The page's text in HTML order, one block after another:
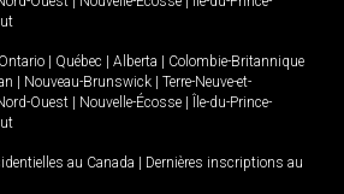
Ontario | Québec | Alberta | Colombie-Britannique
| Nouveau-Brunswick | Terre-Neuve-et-
Ouest | Nouvelle-Écosse | Île-du-Prince-
au Canada | Dernières inscriptions au